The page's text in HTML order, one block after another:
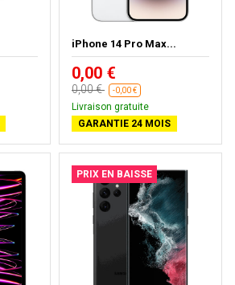
iPhone 14 Pro Max...
0,00 €
0,00 € -0,00 €
Livraison gratuite
GARANTIE 24 MOIS
PRIX EN BAISSE